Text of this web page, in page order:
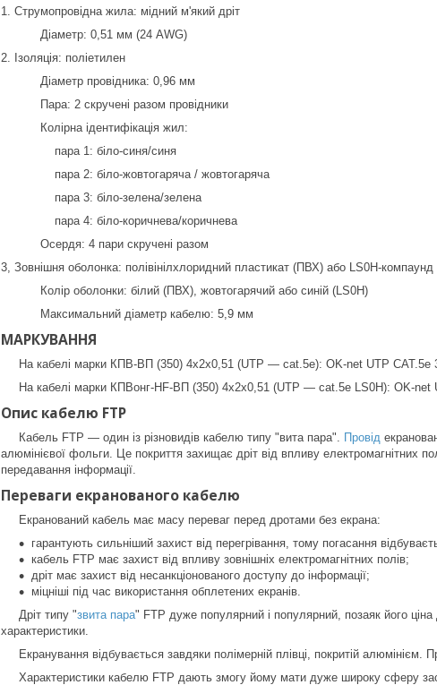
1. Струмопровідна жила: мідний м'який дріт
Діаметр: 0,51 мм (24 AWG)
2. Ізоляція: поліетилен
Діаметр провідника: 0,96 мм
Пара: 2 скручені разом провідники
Колірна ідентифікація жил:
пара 1: біло-синя/синя
пара 2: біло-жовтогаряча / жовтогаряча
пара 3: біло-зелена/зелена
пара 4: біло-коричнева/коричнева
Осердя: 4 пари скручені разом
3, Зовнішня оболонка: полівінілхлоридний пластикат (ПВХ) або LS0H-компаунд
Колір оболонки: білий (ПВХ), жовтогарячий або синій (LS0H)
Максимальний діаметр кабелю: 5,9 мм
МАРКУВАННЯ
На кабелі марки КПВ-ВП (350) 4х2х0,51 (UTP — cat.5e): OK-net UTP CAT.5e
На кабелі марки КПВонг-HF-ВП (350) 4х2х0,51 (UTP — cat.5e LS0H): OK-net
Опис кабелю FTP
Кабель FTP — один із різновидів кабелю типу "вита пара". Провід
алюмінієвої фольги. Це покриття захищає дріт від впливу електромагнітних
передавання інформації.
Переваги екранованого кабелю
Екранований кабель має масу переваг перед дротами без екрана:
гарантують сильніший захист від перегрівання, тому погасання
кабель FTP має захист від впливу зовнішніх електромагнітних полів;
дріт має захист від несанкціонованого доступу до інформації;
міцніші під час використання обплетених екранів.
Дріт типу "звита пара" FTP дуже популярний і популярний, позаяк його ціна
характеристики.
Екранування відбувається завдяки полімерній плівці, покритій алюмінієм.
Характеристики кабелю FTP дають змогу йому мати дуже широку сферу